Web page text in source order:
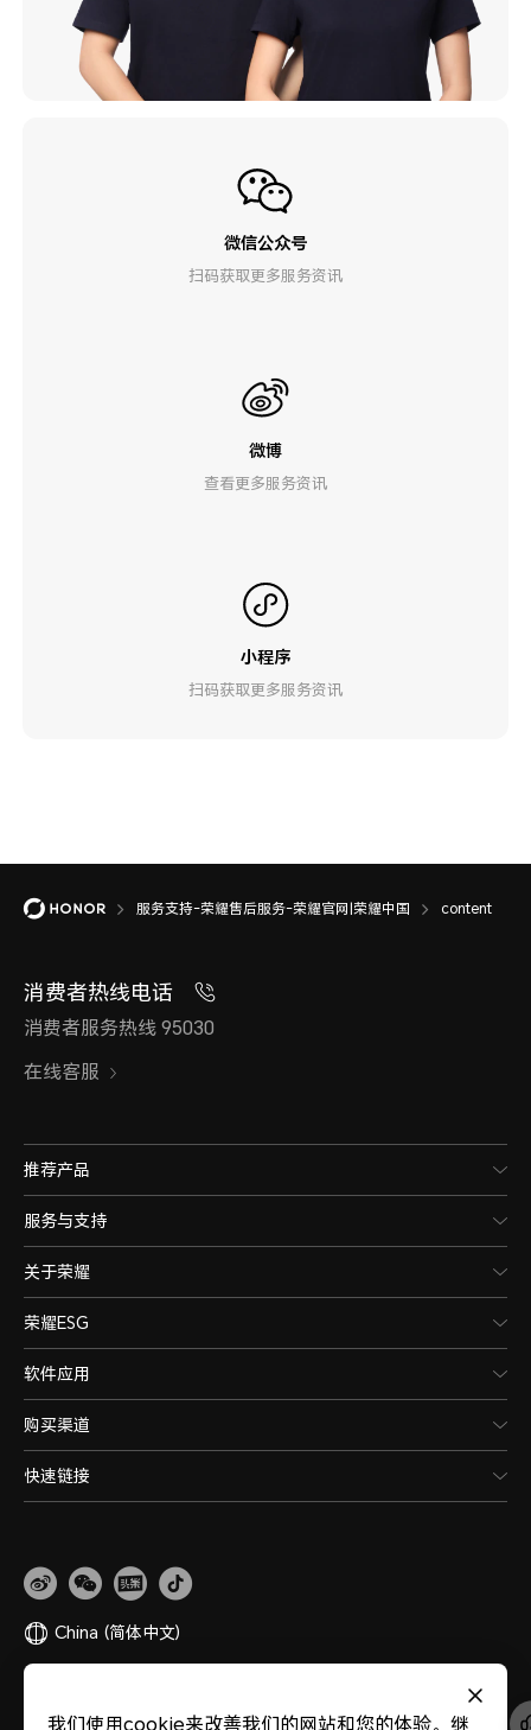
微信公众号
扫码获取更多服务资讯
微博
查看更多服务资讯
小程序
扫码获取更多服务资讯
服务支持-荣耀售后服务-荣耀官网|荣耀中国 content
消费者热线电话
消费者服务热线 95030
在线客服
推荐产品
服务与支持
关于荣耀
荣耀ESG
软件应用
购买渠道
快速链接
China (简体中文)
我们使用cookie来改善我们的网站和您的体验。继